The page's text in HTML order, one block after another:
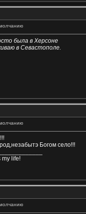
была в Херсоне
в Севастополе.
Богом село!!!
my life!